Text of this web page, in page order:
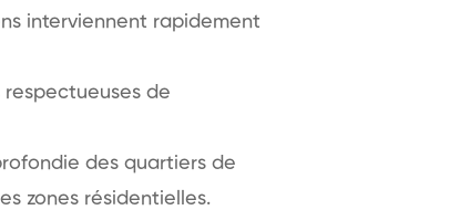
interviennent rapidement
de
des quartiers de
zones résidentielles.